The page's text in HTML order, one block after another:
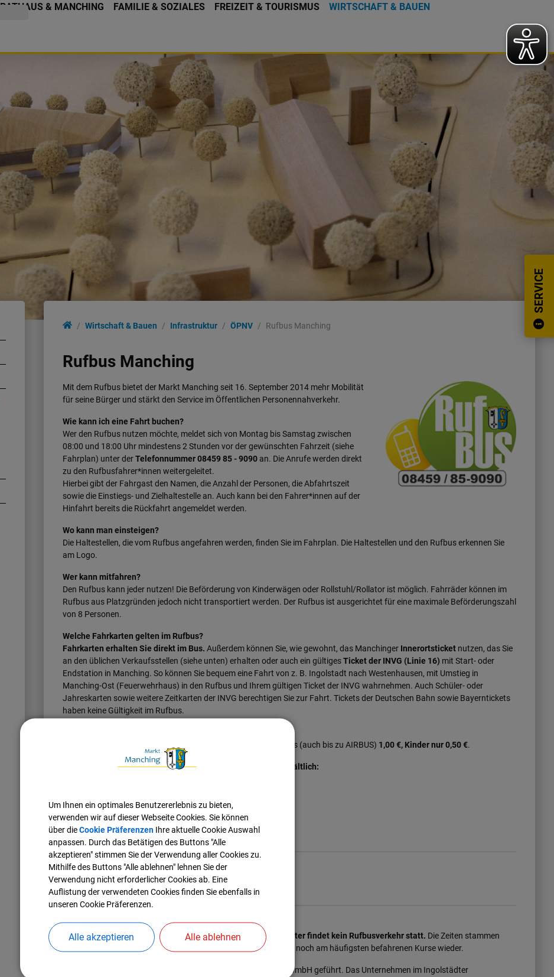
RATHAUS & MANCHING FAMILIE & SOZIALES FREIZEIT & TOURISMUS WIRTSCHAFT & BAUEN
SERVICE
Wirtschaft & Bauen Infrastruktur ÖPNV Rufbus Manching
Rufbus Manching
Mit dem Rufbus bietet der Markt Manching seit 16. September 2014 mehr Mobilität
für seine Bürger und stärkt den Service im Öffentlichen Personennahverkehr.
Wie kann ich eine Fahrt buchen?
Wer den Rufbus nutzen möchte, meldet sich von Montag bis Samstag zwischen
08:00 und 18:00 Uhr mindestens 2 Stunden vor der gewünschten Fahrzeit (siehe
Fahrplan) unter derTelefonnummer 08459 85 - 9090an. Die Anrufe werden direkt
zu den Rufbusfahrer*innen weitergeleitet.
Hierbei gibt der Fahrgast den Namen, die Anzahl der Personen, die Abfahrtszeit
sowie die Einstiegs- und Zielhaltestelle an. Auch kann bei den Fahrer*innen auf der
Hinfahrt bereits die Rückfahrt angemeldet werden.
Wo kann man einsteigen?
Die Haltestellen, die vom Rufbus angefahren werden, finden Sie im Fahrplan. Die Haltestellen und den Rufbus erkennen Sie
am Logo.
Wer kann mitfahren?
Den Rufbus kann jeder nutzen! Die Beförderung von Kinderwägen oder Rollstuhl/Rollator ist möglich. Fahrräder können im
Rufbus aus Platzgründen jedoch nicht transportiert werden. Der Rufbus ist ausgerichtet für eine maximale Beförderungszahl
von 8 Personen.
Welche Fahrkarten gelten im Rufbus?
Fahrkarten erhalten Sie direkt im Bus. Außerdem können Sie, wie gewohnt, das Manchinger Innerortsticket nutzen, das Sie
an den üblichen Verkaufsstellen (siehe unten) erhalten oder auch ein gültigesTicket der INVG (Linie 16) mit Start- oder
Endstation in Manching. So können Sie bequem eine Fahrt von z. B. Ingolstadt nach Westenhausen, mit Umstieg in
Manching-Ost (Feuerwehrhaus) in den Rufbus und Ihrem gültigen Ticket der INVG wahrnehmen. Auch Schüler- oder
Jahreskarten sowie weitere Zeitkarten der INVG berechtigen Sie zur Fahrt. Tickets der Deutschen Bahn sowie Bayerntickets
haben keine Gültigkeit im Rufbus.
für eine einfache Fahrt innerhalb Manchings (auch bis zu AIRBUS) 1,00 €, Kinder nur 0,50 €.
Innerortstickets sind nur an folgenden Vorverkaufsstellen erhältlich:
Lotto-Toto Rohm, Ingolstädter Str. 24
Schreibwaren Legner, Schlosserstr. 1, Gewerbegebiet
(216,16 KB)
Rufbus Fahrplan.pdf
An gesetzlichen bayerischen Feiertagen, Hl. Abend und Silvester findet kein Rufbusverkehr statt. Die Zeiten stammen
allgemein aus Erhebungen seit November 2013 und spiegeln die noch am häufigsten befahrenen Kurse wieder.
Der Rufbus wird künftig durch die RBA Regionalbus Augsburg GmbH geführt. Das Unternehmen im Ingolstädter
Um Ihnen ein optimales Benutzererlebnis zu bieten,
verwenden wir auf dieser Webseite Cookies. Sie können
über dieCookie PräferenzenIhre aktuelle Cookie Auswahl
anpassen. Durch das Betätigen des Buttons "Alle
akzeptieren" stimmen Sie der Verwendung aller Cookies zu.
Mithilfe des Buttons "Alle ablehnen" lehnen Sie der
Verwendung nicht erforderlicher Cookies ab. Eine
Auflistung der verwendeten Cookies finden Sie ebenfalls in
unseren Cookie Präferenzen.
Alle akzeptieren Alle ablehnen